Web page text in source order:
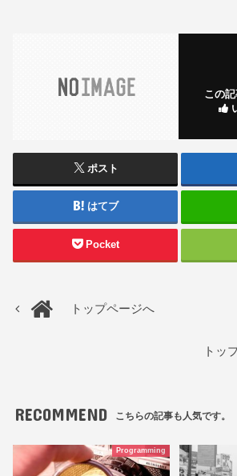
この
ポスト
はてブ
Pocket
トップページへ
トッ
RECOMMEND こちらの記事も人気です。
Programming